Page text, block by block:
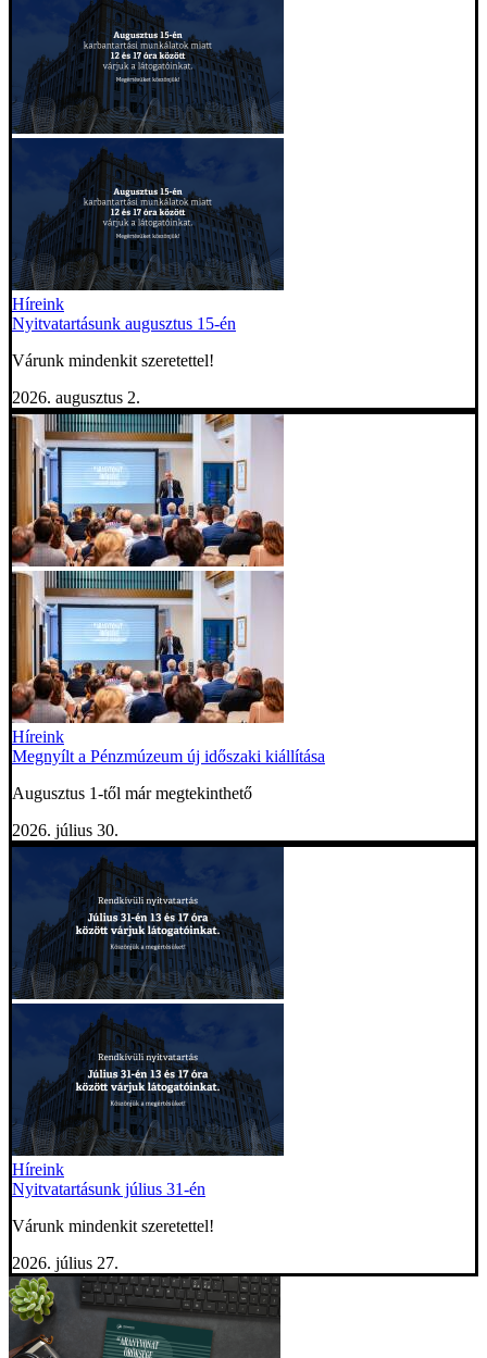
Híreink
Nyitvatartásunk augusztus 15-én
Várunk mindenkit szeretettel!
2026. augusztus 2.
Híreink
Megnyílt a Pénzmúzeum új időszaki kiállítása
Augusztus 1-től már megtekinthető
2026. július 30.
Híreink
Nyitvatartásunk július 31-én
Várunk mindenkit szeretettel!
2026. július 27.